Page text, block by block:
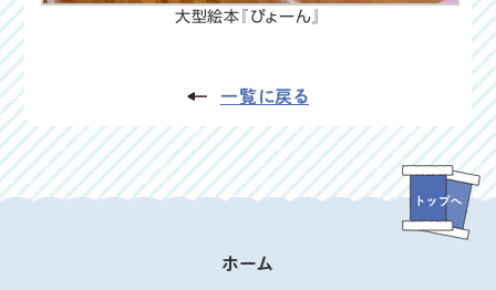
大型絵本『ぴょーん』
一覧に戻る
ホーム